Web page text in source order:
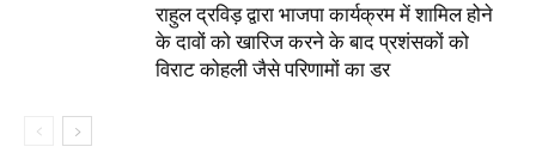
राहुल द्रविड़ द्वारा भाजपा कार्यक्रम में शामिल होने
के दावों को खारिज करने के बाद प्रशंसकों को
विराट कोहली जैसे परिणामों का डर